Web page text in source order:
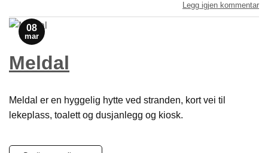
Legg igjen kommentar
08
mar
Meldal
Meldal er en hyggelig hytte ved stranden, kort vei til
lekeplass, toalett og dusjanlegg og kiosk.